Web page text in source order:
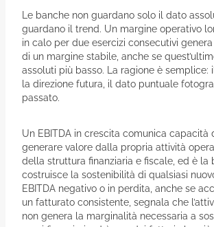
Le banche non guardano solo il dato
guardano il trend. Un margine operativo
in calo per due esercizi consecutivi
di un margine stabile, anche se
assoluti più basso. La ragione è semplice:
la direzione futura, il dato puntuale
passato.
Un EBITDA in crescita comunica capacità
generare valore dalla propria attività
della struttura finanziaria e fiscale, ed è la
costruisce la sostenibilità di qualsiasi
EBITDA negativo o in perdita, anche se
un fatturato consistente, segnala che
non genera la marginalità necessaria a